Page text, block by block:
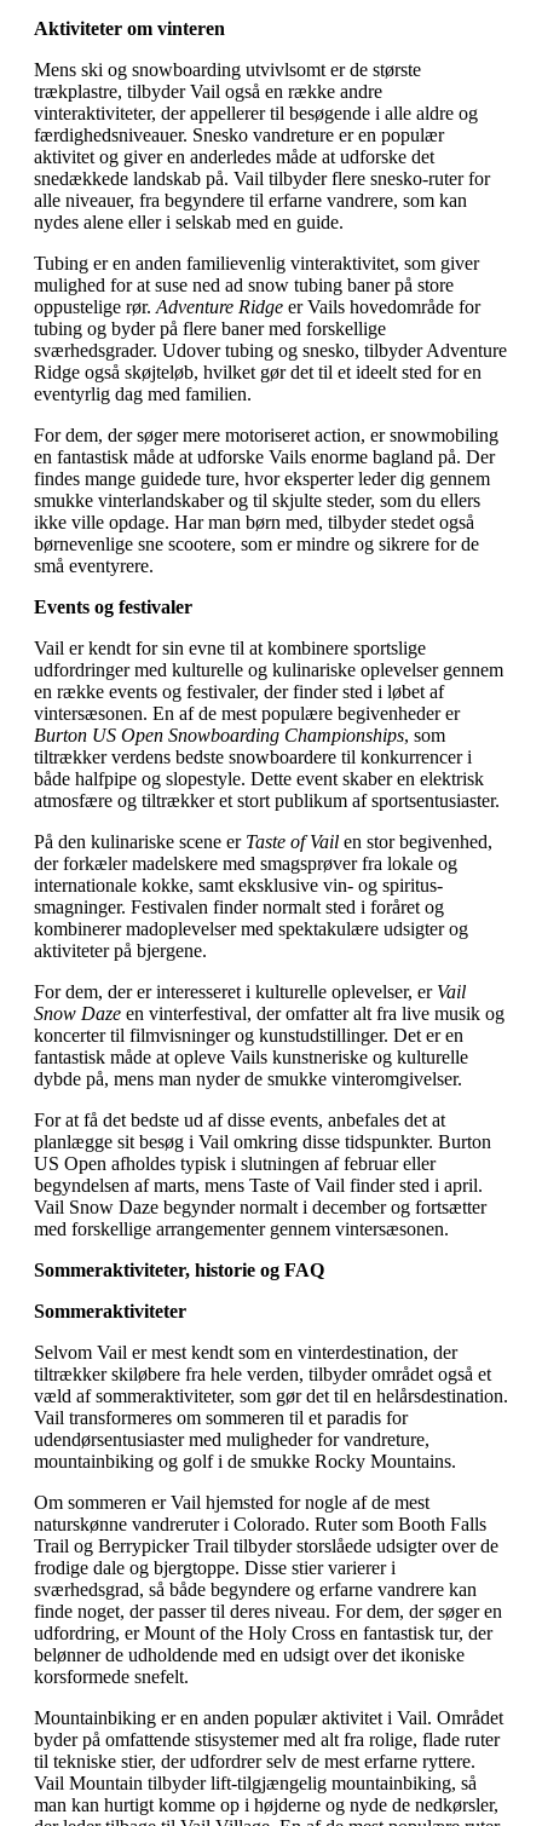
Aktiviteter om vinteren
Mens ski og snowboarding utvivlsomt er de største
trækplastre, tilbyder Vail også en række andre
vinteraktiviteter, der appellerer til besøgende i alle aldre og
færdighedsniveauer. Snesko vandreture er en populær
aktivitet og giver en anderledes måde at udforske det
snedækkede landskab på. Vail tilbyder flere snesko-ruter for
alle niveauer, fra begyndere til erfarne vandrere, som kan
nydes alene eller i selskab med en guide.
Tubing er en anden familievenlig vinteraktivitet, som giver
mulighed for at suse ned ad snow tubing baner på store
oppustelige rør. Adventure Ridge er Vails hovedområde for
tubing og byder på flere baner med forskellige
sværhedsgrader. Udover tubing og snesko, tilbyder Adventure
Ridge også skøjteløb, hvilket gør det til et ideelt sted for en
eventyrlig dag med familien.
For dem, der søger mere motoriseret action, er snowmobiling
en fantastisk måde at udforske Vails enorme bagland på. Der
findes mange guidede ture, hvor eksperter leder dig gennem
smukke vinterlandskaber og til skjulte steder, som du ellers
ikke ville opdage. Har man børn med, tilbyder stedet også
børnevenlige sne scootere, som er mindre og sikrere for de
små eventyrere.
Events og festivaler
Vail er kendt for sin evne til at kombinere sportslige
udfordringer med kulturelle og kulinariske oplevelser gennem
en række events og festivaler, der finder sted i løbet af
vintersæsonen. En af de mest populære begivenheder er
Burton US Open Snowboarding Championships, som
tiltrækker verdens bedste snowboardere til konkurrencer i
både halfpipe og slopestyle. Dette event skaber en elektrisk
atmosfære og tiltrækker et stort publikum af sportsentusiaster.
På den kulinariske scene er Taste of Vail en stor begivenhed,
der forkæler madelskere med smagsprøver fra lokale og
internationale kokke, samt eksklusive vin- og spiritus-
smagninger. Festivalen finder normalt sted i foråret og
kombinerer madoplevelser med spektakulære udsigter og
aktiviteter på bjergene.
For dem, der er interesseret i kulturelle oplevelser, er Vail
Snow Daze en vinterfestival, der omfatter alt fra live musik og
koncerter til filmvisninger og kunstudstillinger. Det er en
fantastisk måde at opleve Vails kunstneriske og kulturelle
dybde på, mens man nyder de smukke vinteromgivelser.
For at få det bedste ud af disse events, anbefales det at
planlægge sit besøg i Vail omkring disse tidspunkter. Burton
US Open afholdes typisk i slutningen af februar eller
begyndelsen af marts, mens Taste of Vail finder sted i april.
Vail Snow Daze begynder normalt i december og fortsætter
med forskellige arrangementer gennem vintersæsonen.
Sommeraktiviteter, historie og FAQ
Sommeraktiviteter
Selvom Vail er mest kendt som en vinterdestination, der
tiltrækker skiløbere fra hele verden, tilbyder området også et
væld af sommeraktiviteter, som gør det til en helårsdestination.
Vail transformeres om sommeren til et paradis for
udendørsentusiaster med muligheder for vandreture,
mountainbiking og golf i de smukke Rocky Mountains.
Om sommeren er Vail hjemsted for nogle af de mest
naturskønne vandreruter i Colorado. Ruter som Booth Falls
Trail og Berrypicker Trail tilbyder storslåede udsigter over de
frodige dale og bjergtoppe. Disse stier varierer i
sværhedsgrad, så både begyndere og erfarne vandrere kan
finde noget, der passer til deres niveau. For dem, der søger en
udfordring, er Mount of the Holy Cross en fantastisk tur, der
belønner de udholdende med en udsigt over det ikoniske
korsformede snefelt.
Mountainbiking er en anden populær aktivitet i Vail. Området
byder på omfattende stisystemer med alt fra rolige, flade ruter
til tekniske stier, der udfordrer selv de mest erfarne ryttere.
Vail Mountain tilbyder lift-tilgjængelig mountainbiking, så
man kan hurtigt komme op i højderne og nyde de nedkørsler,